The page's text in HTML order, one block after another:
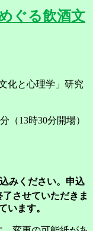
ぐる飲酒文
化と心理学」研究
（13時30分開場）
みください。申込
させていただきま
います。